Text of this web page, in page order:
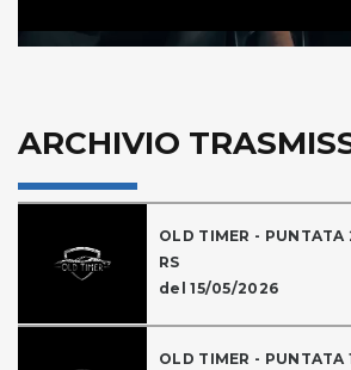
ARCHIVIO
OLD TIMER - PUNTATA
RS
del 15/05/2026
OLD TIMER - PUNTATA